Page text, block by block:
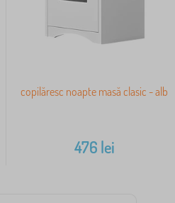
copilăresc noapte masă clasic - alb
476 lei